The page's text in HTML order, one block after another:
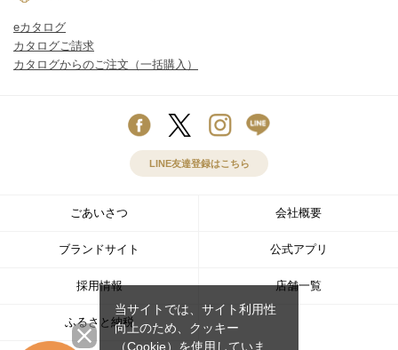
eカタログ
カタログご請求
カタログからのご注文（一括購入）
LINE友達登録はこちら
ごあいさつ 会社概要
ブランドサイト 公式アプリ
採用情報 店舗一覧
ふるさと納税
当サイトでは、サイト利用性
向上のため、クッキー
（Cookie）を使用していま